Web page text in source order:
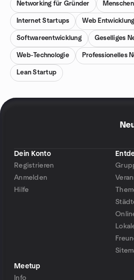
Networking für Gründer
Internet Startups Web Entwicklung
Softwareentwicklung Geselliges
Web-Technologie Professionelles
Lean Startup
Dein Konto
Registrieren
Anmelden
Hilfe
Meetup
Info